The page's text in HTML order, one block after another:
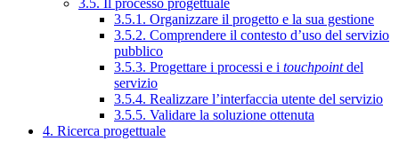
3.5.1. Organizzare il progetto e la sua gestione
3.5.2. Comprendere il contesto d’uso del servizio
pubblico
3.5.3. Progettare i processi e i touchpointdel
servizio
3.5.4. Realizzare l’interfaccia utente del servizio
3.5.5. Validare la soluzione ottenuta
4. Ricerca progettuale